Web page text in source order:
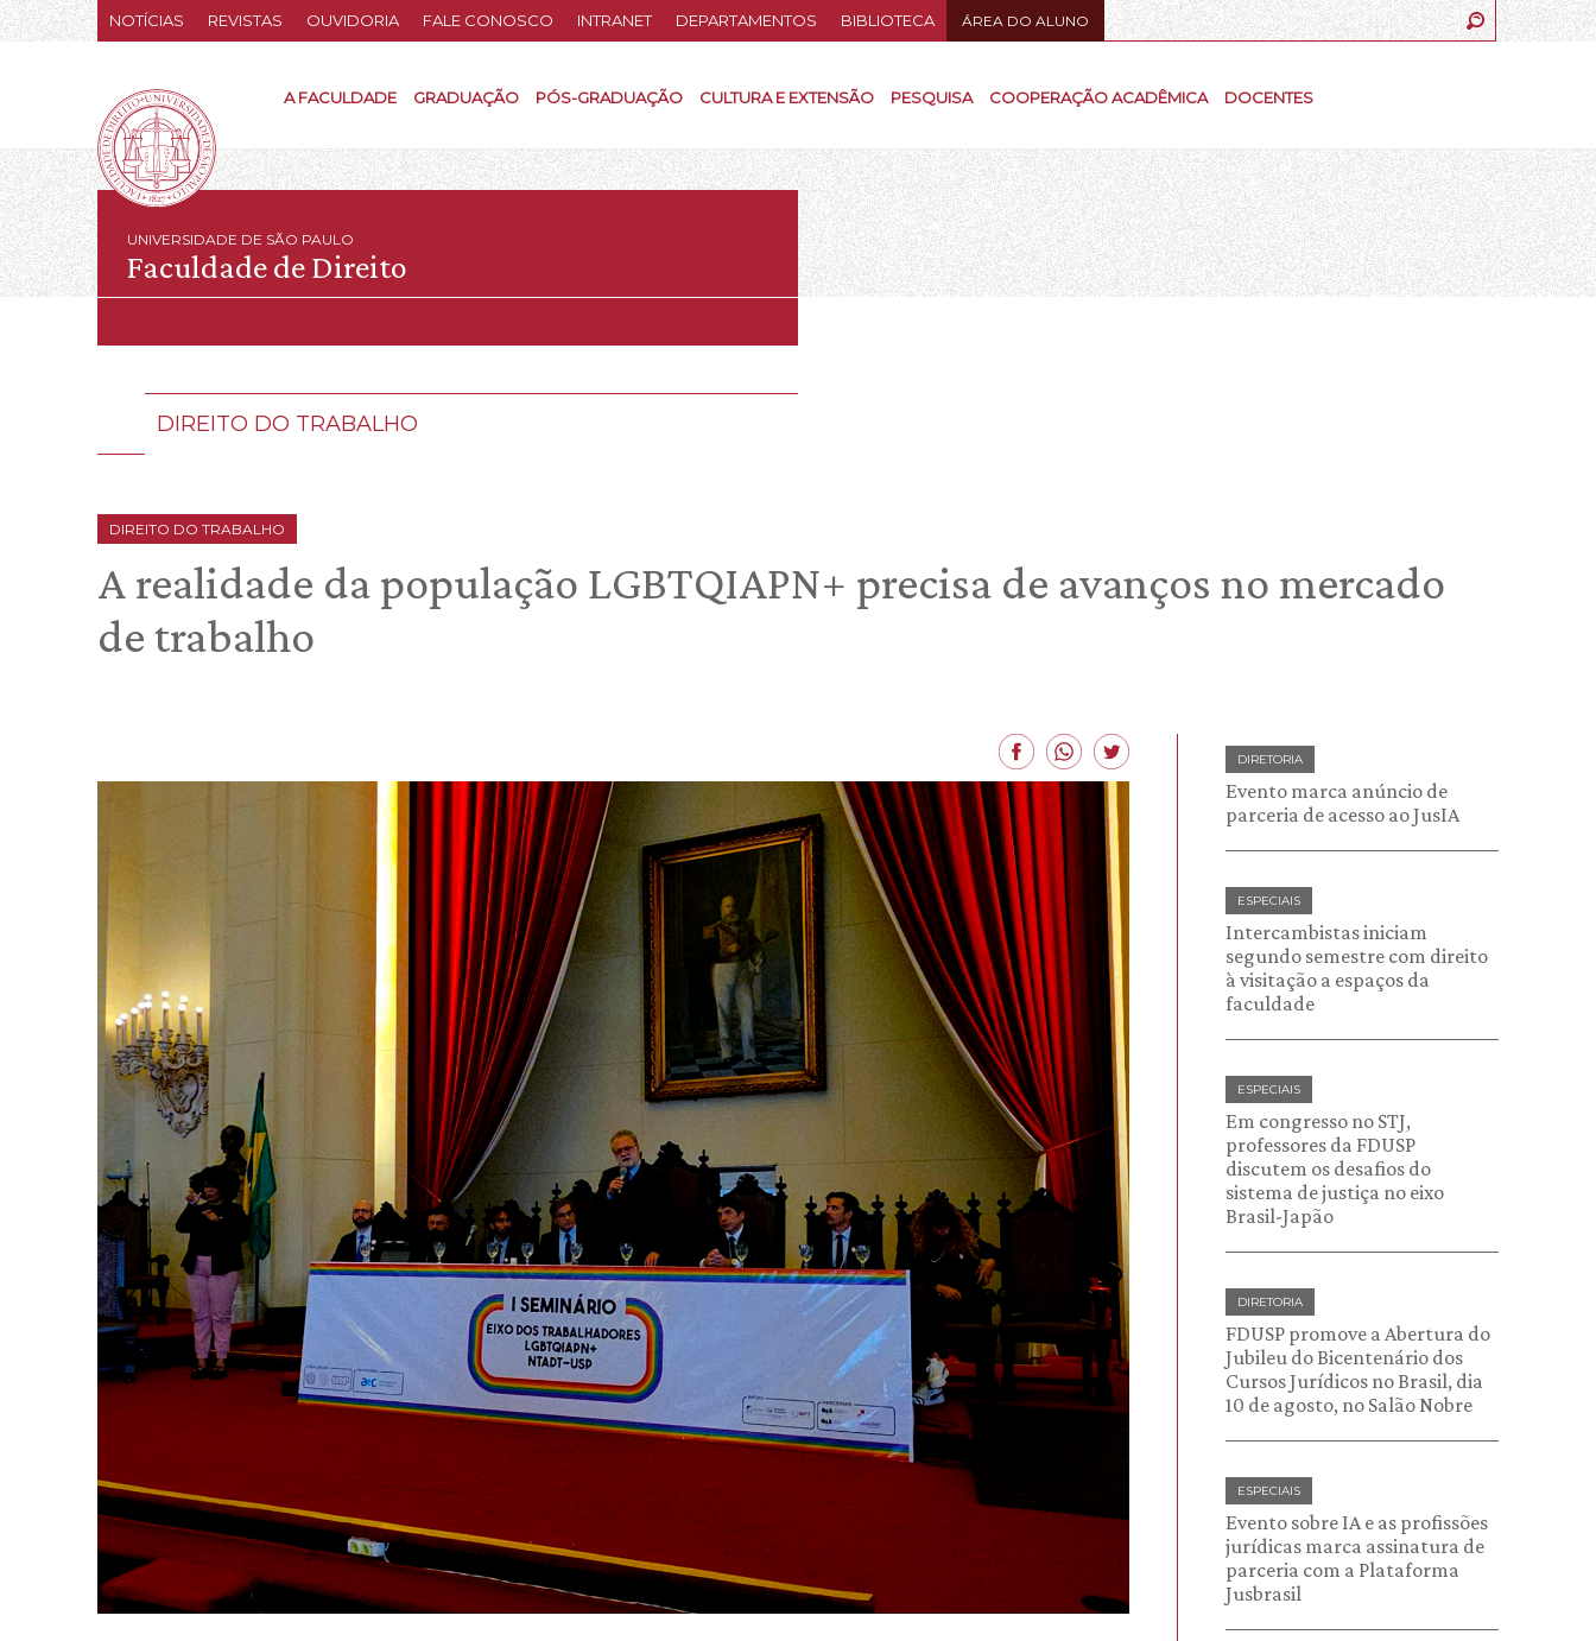
NOTÍCIAS REVISTAS OUVIDORIA FALE CONOSCO INTRANET DEPARTAMENTOS BIBLIOTECA ÁREA DO ALUNO
A FACULDADE GRADUAÇÃO PÓS-GRADUAÇÃO CULTURA E EXTENSÃO PESQUISA COOPERAÇÃO ACADÊMICA DOCENTES
UNIVERSIDADE DE SÃO PAULO
Faculdade de Direito
DIREITO DO TRABALHO
DIREITO DO TRABALHO
A realidade da população LGBTQIAPN+ precisa de avanços no mercado
de trabalho
DIRETORIA
Evento marca anúncio de
parceria de acesso ao JusIA
ESPECIAIS
Intercambistas iniciam
segundo semestre com direito
à visitação a espaços da
faculdade
ESPECIAIS
Em congresso no STJ,
professores da FDUSP
discutem os desafios do
sistema de justiça no eixo
Brasil-Japão
DIRETORIA
FDUSP promove a Abertura do
Jubileu do Bicentenário dos
Cursos Jurídicos no Brasil, dia
10 de agosto, no Salão Nobre
ESPECIAIS
Evento sobre IA e as profissões
jurídicas marca assinatura de
parceria com a Plataforma
Jusbrasil